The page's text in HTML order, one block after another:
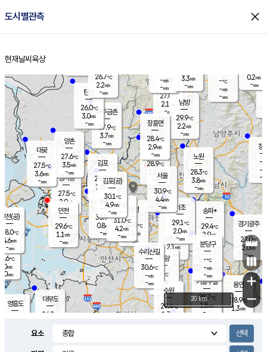
도시별관측 close
홈
현재날씨 육상
의도
℃
m/s
mm
영흥도
양주
27.0℃
2.1
-mm
과천
28.7℃
2.1m/s
- mm
용인
28.9℃
1.3m/s
경기광주
27.0℃
2.0m/s
-mm
대부도
24.2
14.5
경서동
27.5℃
2.0m/s
-mm
파주금촌
27.9℃
3.7m/s
-mm
-℃
-m/s
-mm
대곶
27.5℃
3.6m/s
-mm
창
-
-m/
-
탄현
26.0℃
3.0m/s
-mm
0.2m/s
-mm
의왕
- ℃
m/s
mm
김포
29.9℃
1.2 m/s
mm
광명
30.8 ℃
3.1 m/s
-mm
부천
30.9℃
0.8m/s
-mm
양촌
27.6℃
3.5m/s
-mm
구로
31.0℃
4.2m/s
-mm
은평
28.9℃
2.2 m/s
- mm
노원
28.3℃
3.8m/s
-mm
송파*
29.4℃
2.9m/s
-mm
서초
29.1℃
2.0m/s
-mm
남방
29.9℃
2.2m/s
-mm
기흥구갈
28.7℃
1.5m/s
-
수리산길
30.6℃
-m/s
-mm
분당구
-℃
-m/s
-mm
장흥면
28.4℃
2.9m/s
-mm
-m/s
-mm
인천(공)
28.0℃
4.6m/s
-mm
김포(공)
30.1℃
4.9m/s
-mm
수원
29.4℃
1.7 m/s
인천
29.6℃
1.1 m/s
-mm
서울
30.9℃
4.4m/s
-mm
26.7℃
2.2m/s
-mm
3.3m/s
-mm
+
−
20 km
요소